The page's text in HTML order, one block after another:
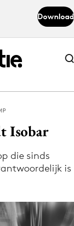
Download
Abonneer nu
Abonneer nu
Adformatie
Isobar
die sinds
is